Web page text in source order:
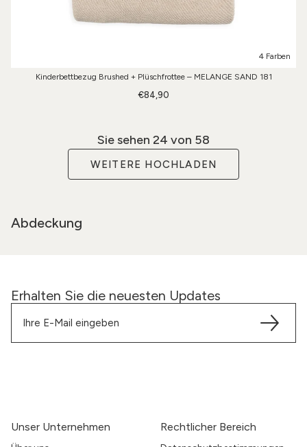
4 Farben
Kinderbettbezug Brushed + Plüschfrottee – MELANGE SAND 181
€84,90
Sie sehen 24 von 58
WEITERE HOCHLADEN
Abdeckung
Erhalten Sie die neuesten Updates
Unser Unternehmen Rechtlicher Bereich